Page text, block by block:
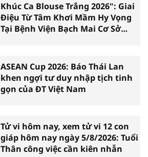
Khúc Ca Blouse Trắng 2026": Giai
Điệu Từ Tâm Khơi Mầm Hy Vọng
Tại Bệnh Viện Bạch Mai Cơ Sở
ASEAN Cup 2026: Báo Thái Lan
khen ngợi tư duy nhập tịch tinh
gọn của ĐT Việt Nam
Tử vi hôm nay, xem tử vi 12 con
giáp hôm nay ngày 5/8/2026: Tuổi
Thân công việc cần kiên nhẫn